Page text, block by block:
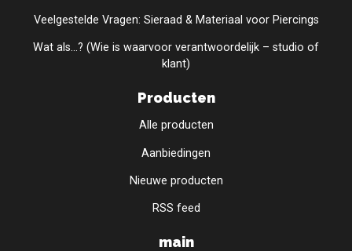
Veelgestelde Vragen: Sieraad & Materiaal voor Piercings
Wat als...? (Wie is waarvoor verantwoordelijk – studio of
klant)
Producten
Alle producten
Aanbiedingen
Nieuwe producten
RSS feed
main